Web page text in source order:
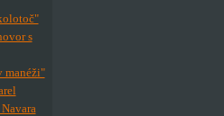
s
manéži"